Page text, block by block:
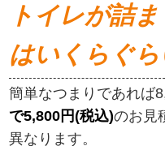
トイレが詰
はいくらぐ
簡単なつまりであれば
で5,800円(税込)のお見
異なります。